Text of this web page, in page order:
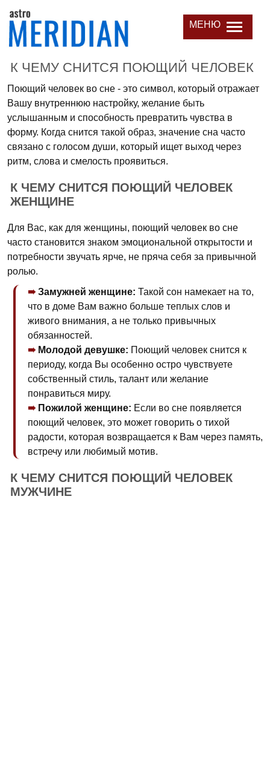
МЕНЮ
К ЧЕМУ СНИТСЯ ПОЮЩИЙ ЧЕЛОВЕК
Поющий человек во сне - это символ, который отражает
Вашу внутреннюю настройку, желание быть
услышанным и способность превратить чувства в
форму. Когда снится такой образ, значение сна часто
связано с голосом души, который ищет выход через
ритм, слова и смелость проявиться.
К ЧЕМУ СНИТСЯ ПОЮЩИЙ ЧЕЛОВЕК
ЖЕНЩИНЕ
Для Вас, как для женщины, поющий человек во сне
часто становится знаком эмоциональной открытости и
потребности звучать ярче, не пряча себя за привычной
ролью.
Замужней женщине: Такой сон намекает на то,
что в доме Вам важно больше теплых слов и
живого внимания, а не только привычных
обязанностей.
Молодой девушке: Поющий человек снится к
периоду, когда Вы особенно остро чувствуете
собственный стиль, талант или желание
понравиться миру.
Пожилой женщине: Если во сне появляется
поющий человек, это может говорить о тихой
радости, которая возвращается к Вам через память,
встречу или любимый мотив.
К ЧЕМУ СНИТСЯ ПОЮЩИЙ ЧЕЛОВЕК
МУЖЧИНЕ